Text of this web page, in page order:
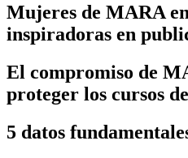
Mujeres de MARA
inspiradoras en
El compromiso de
proteger los cursos
5 datos